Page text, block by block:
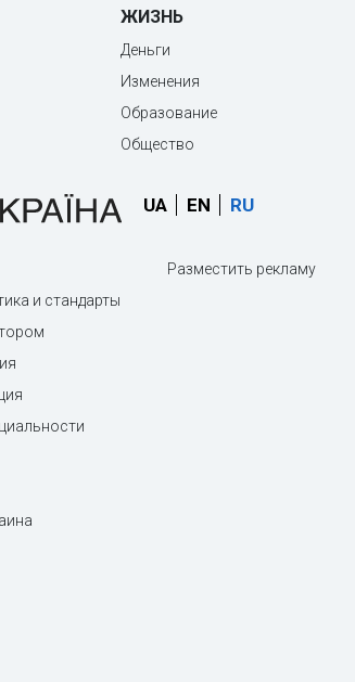
ЖИЗНЬ
Деньги
Изменения
Образование
Общество
UA EN RU
и стандарты
Разместить рекламу